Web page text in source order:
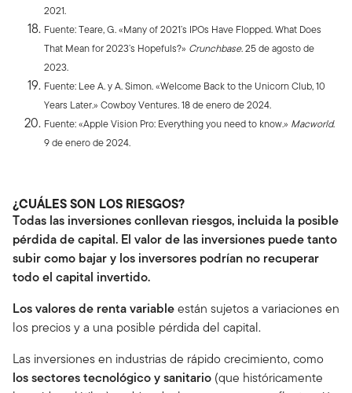
2021.
Fuente: Teare, G. «Many of 2021’s IPOs Have Flopped. What Does
That Mean for 2023’s Hopefuls?» Crunchbase. 25 de agosto de
2023.
Fuente: Lee A. y A. Simon. «Welcome Back to the Unicorn Club, 10
Years Later.» Cowboy Ventures. 18 de enero de 2024.
Fuente: «Apple Vision Pro: Everything you need to know.» Macworld.
9 de enero de 2024.
¿CUÁLES SON LOS RIESGOS?
Todas las inversiones conllevan riesgos, incluida la posible
pérdida de capital. El valor de las inversiones puede tanto
subir como bajar y los inversores podrían no recuperar
todo el capital invertido.
Los valores de renta variableestán sujetos a variaciones en
los precios y a una posible pérdida del capital.
Las inversiones en industrias de rápido crecimiento, como
los sectorestecnológico y sanitario (que históricamente